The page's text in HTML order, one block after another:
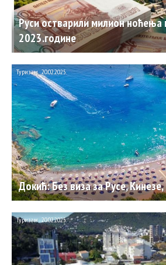
Руси остварили милион
2023.године
Докић: Без виза за Русе, Кинезе,
Туризам 20.02.2025.
Туризам 20.02.2025.